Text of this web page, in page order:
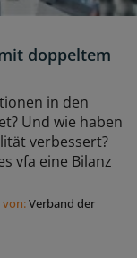
doppeltem
in den
Und wie haben
verbessert?
vfa eine Bilanz
Verband der